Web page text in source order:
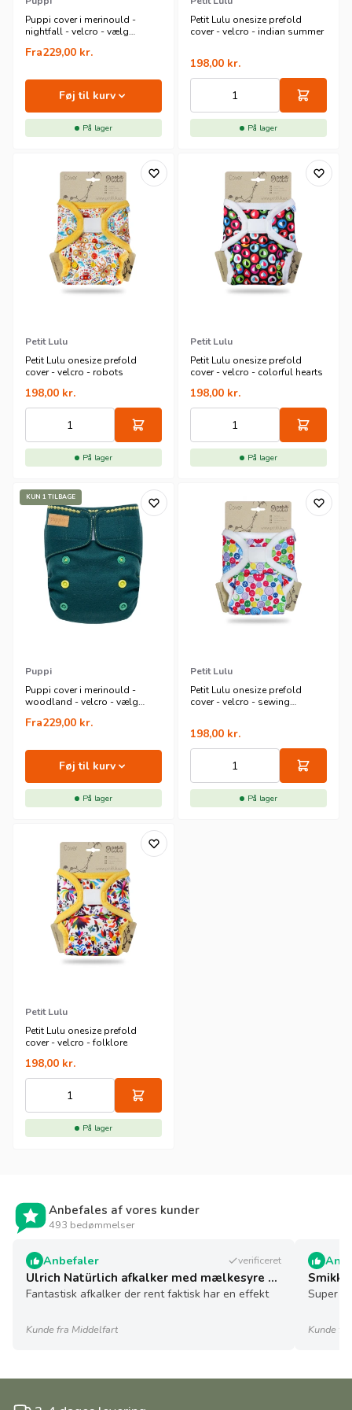
Puppi cover i merinould -
nightfall - velcro - vælg
Fra229,00 kr.
Føj til kurv
På lager
Petit Lulu onesize prefold
cover - velcro - indian summer
198,00 kr.
På lager
Petit Lulu
Petit Lulu onesize prefold
cover - velcro - robots
198,00 kr.
På lager
Petit Lulu
Petit Lulu onesize prefold
cover - velcro - colorful hearts
198,00 kr.
På lager
KUN 1 TILBAGE
Puppi
Puppi cover i merinould -
woodland - velcro - vælg
Fra229,00 kr.
Føj til kurv
På lager
Petit Lulu
Petit Lulu onesize prefold
cover - velcro - sewing
198,00 kr.
På lager
Petit Lulu
Petit Lulu onesize prefold
cover - velcro - folklore
198,00 kr.
På lager
Anbefales af vores kunder
493 bedømmelser
Anbefaler verificeret
Ulrich Natürlich afkalker med mælkesyre - 5 l - økologisk
Fantastisk afkalker der rent faktisk har en effekt
Kunde fra Middelfart
Super
Kunde